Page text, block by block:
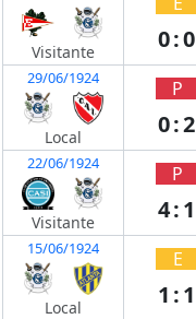
Visitante 0:0
29/06/1924
Local
P
0:2
22/06/1924
Visitante
P
4:1
15/06/1924
Local
E
1:1